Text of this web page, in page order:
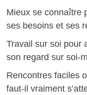
Mieux se connaître
ses besoins et ses
Travail sur soi pour
son regard sur soi-
Rencontres faciles
faut-il vraiment